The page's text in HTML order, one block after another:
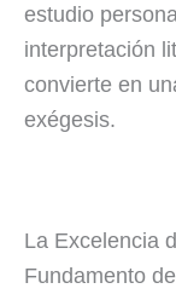
estudio
interpretación
convierte en
exégesis.
La Excelencia
Fundamento